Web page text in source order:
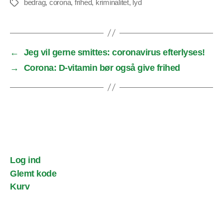
Tags bedrag, corona, frihed, kriminalitet, lyd
←
Jeg vil gerne smittes: coronavirus efterlyses!
→
Corona: D-vitamin bør også give frihed
Log ind
Glemt kode
Kurv